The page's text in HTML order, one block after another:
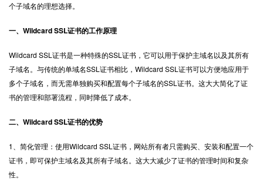
个子域名的理想选择。
一、Wildcard SSL证书的工作原理
Wildcard SSL证书是一种特殊的SSL证书，它可以用于保护主域名以及其所有
子域名。与传统的单域名SSL证书相比，Wildcard SSL证书可以方便地应用于
多个子域名，而无需单独购买和配置每个子域名的SSL证书。这大大简化了证
书的管理和部署流程，同时降低了成本。
二、Wildcard SSL证书的优势
1、简化管理：使用Wildcard SSL证书，网站所有者只需购买、安装和配置一个
证书，即可保护主域名及其所有子域名。这大大减少了证书的管理时间和复杂
性。